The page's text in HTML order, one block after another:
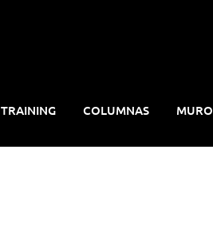
TRAINING COLUMNAS MURO